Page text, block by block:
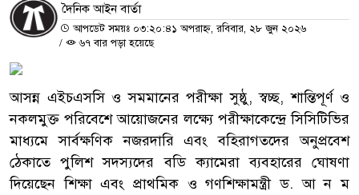
দৈনিক আইন বার্তা
আপডেট সময়ঃ ০৩:২০:৪১ অপরাহ্ন, রবিবার, ২৮ জুন ২০২৬
/
৬৭ বার পড়া হয়েছে
আসন্ন এইচএসসি ও সমমানের পরীক্ষা সুষ্ঠু, স্বচ্ছ, শান্তিপূর্ণ ও
নকলমুক্ত পরিবেশে আয়োজনের লক্ষ্যে পরীক্ষাকেন্দ্রে সিসিটিভির
মাধ্যমে সার্বক্ষণিক নজরদারি এবং বহিরাগতদের অনুপ্রবেশ
ঠেকাতে পুলিশ সদস্যদের বডি ক্যামেরা ব্যবহারের ঘোষণা
দিয়েছেন শিক্ষা এবং প্রাথমিক ও গণশিক্ষামন্ত্রী ড. আ ন ম